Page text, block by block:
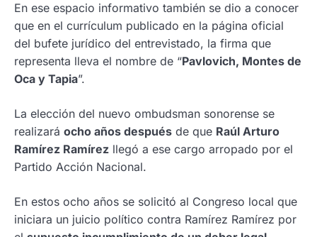
En ese espacio informativo también se dio a conocer
que en el currículum publicado en la página oficial
del bufete jurídico del entrevistado, la firma que
representa lleva el nombre de “Pavlovich, Montes de
Oca y Tapia”.
La elección del nuevo ombudsman sonorense se
realizará ocho años después de que Raúl Arturo
Ramírez Ramírez llegó a ese cargo arropado por el
Partido Acción Nacional.
En estos ocho años se solicitó al Congreso local que
iniciara un juicio político contra Ramírez Ramírez por